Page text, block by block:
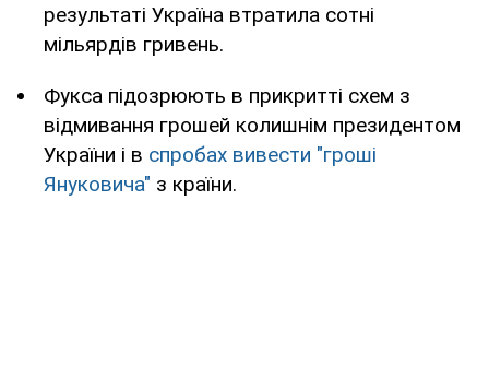
результаті Україна втратила сотні
мільярдів гривень.
Фукса підозрюють в прикритті схем з
відмивання грошей колишнім президентом
України і в спробах вивести "гроші
Януковича" з країни.